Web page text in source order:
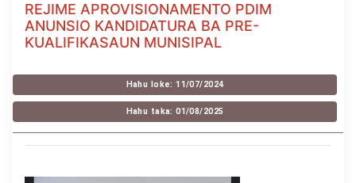
REJIME APROVISIONAMENTO PDIM
ANUNSIO KANDIDATURA BA PRE-
KUALIFIKASAUN MUNISIPAL
Hahu loke: 11/07/2024
Hahu taka: 01/08/2025